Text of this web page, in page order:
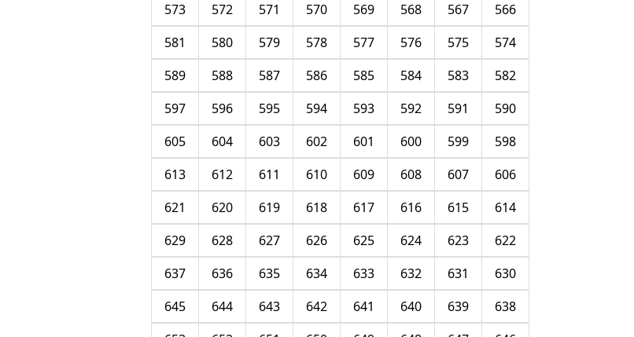
566
567
568
569
570
571
572
573
574
575
576
577
578
579
580
581
582
583
584
585
586
587
588
589
590
591
592
593
594
595
596
597
598
599
600
601
602
603
604
605
606
607
608
609
610
611
612
613
614
615
616
617
618
619
620
621
622
623
624
625
626
627
628
629
630
631
632
633
634
635
636
637
638
639
640
641
642
643
644
645